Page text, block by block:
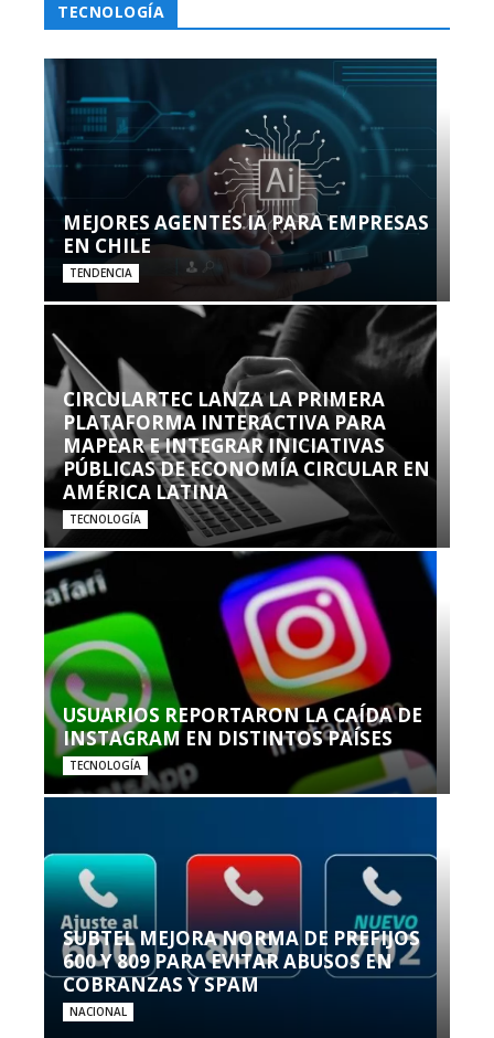
TECNOLOGÍA
MEJORES AGENTES IA PARA EMPRESAS
EN CHILE
TENDENCIA
CIRCULARTEC LANZA LA PRIMERA
PLATAFORMA INTERACTIVA PARA
MAPEAR E INTEGRAR INICIATIVAS
PÚBLICAS DE ECONOMÍA CIRCULAR EN
AMÉRICA LATINA
TECNOLOGÍA
USUARIOS REPORTARON LA CAÍDA DE
INSTAGRAM EN DISTINTOS PAÍSES
TECNOLOGÍA
SUBTEL MEJORA NORMA DE PREFIJOS
600 Y 809 PARA EVITAR ABUSOS EN
COBRANZAS Y SPAM
NACIONAL